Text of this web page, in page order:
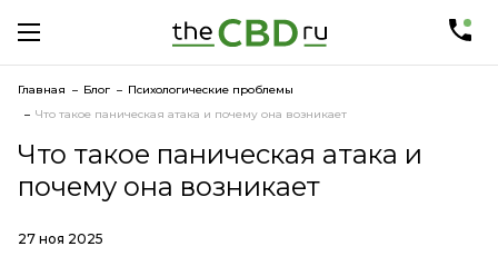
Главная Блог
Психологические проблемы
Что такое паническая атака и почему она возникает
Что такое паническая атака и
почему она возникает
27 ноя 2025